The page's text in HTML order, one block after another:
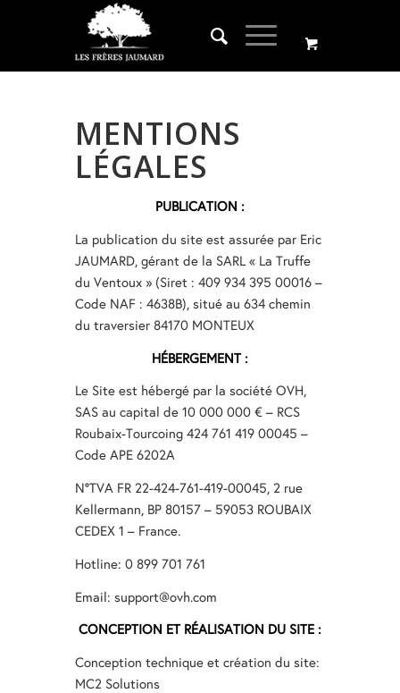
MENTIONS
LÉGALES
PUBLICATION :
La publication du site est assurée par Eric
JAUMARD, gérant de la SARL « La Truffe
du Ventoux » (Siret : 409 934 395 00016 –
Code NAF : 4638B), situé au 634 chemin
du traversier 84170 MONTEUX
HÉBERGEMENT :
Le Site est hébergé par la société OVH,
SAS au capital de 10 000 000 € – RCS
Roubaix-Tourcoing 424 761 419 00045 –
Code APE 6202A
N°TVA FR 22-424-761-419-00045, 2 rue
Kellermann, BP 80157 – 59053 ROUBAIX
CEDEX 1 – France.
Hotline: 0 899 701 761
Email: support@ovh.com
CONCEPTION ET RÉALISATION DU SITE :
Conception technique et création du site:
MC2 Solutions